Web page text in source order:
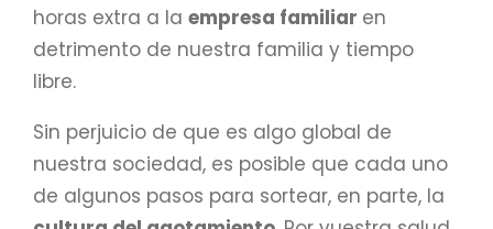
horas extra a la empresa familiar en
detrimento de nuestra familia y tiempo
libre.
Sin perjuicio de que es algo global de
nuestra sociedad, es posible que cada uno
de algunos pasos para sortear, en parte, la